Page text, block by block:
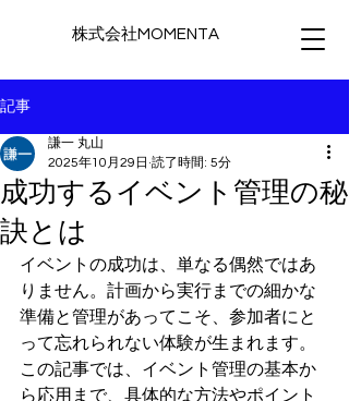
株式会社MOMENTA
記事
成功するイベント管理の秘
訣とは
謙一 丸山
2025年10月29日 読了時間: 5分
イベントの成功は、単なる偶然ではあ
りません。計画から実行までの細かな
準備と管理があってこそ、参加者にと
って忘れられない体験が生まれます。
この記事では、イベント管理の基本か
ら応用まで、具体的な方法やポイント